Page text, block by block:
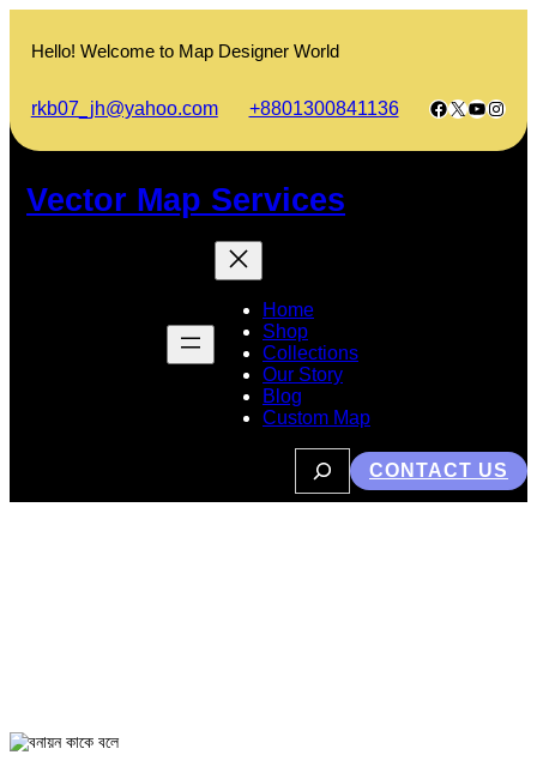
content
Hello! Welcome to Map Designer World
rkb07_jh@yahoo.com +8801300841136 Facebook
X
Vector Map Services
Home
Shop
Collections
Our Story
Blog
Custom Map
a
CONTACT US